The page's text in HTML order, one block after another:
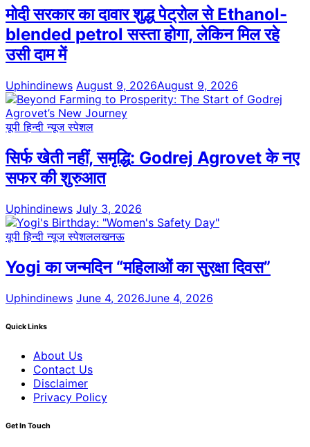
मोदी सरकार का दावार शुद्ध पेट्रोल से Ethanol-
blended petrol सस्ता होगा, लेकिन मिल रहे
उसी दाम में
Uphindinews August 9, 2026August 9, 2026
यूपी हिन्दी न्यूज स्पेशल
सिर्फ खेती नहीं, समृद्धि: Godrej Agrovet के नए
सफर की शुरुआत
Uphindinews July 3, 2026
यूपी हिन्दी न्यूज स्पेशललखनऊ
Yogi का जन्मदिन “महिलाओं का सुरक्षा दिवस”
Uphindinews June 4, 2026June 4, 2026
Quick Links
About Us
Contact Us
Disclaimer
Privacy Policy
Get In Touch